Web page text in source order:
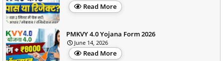
Read More
PMKVY 4.0 Yojana Form 2026
June 14, 2026
Read More